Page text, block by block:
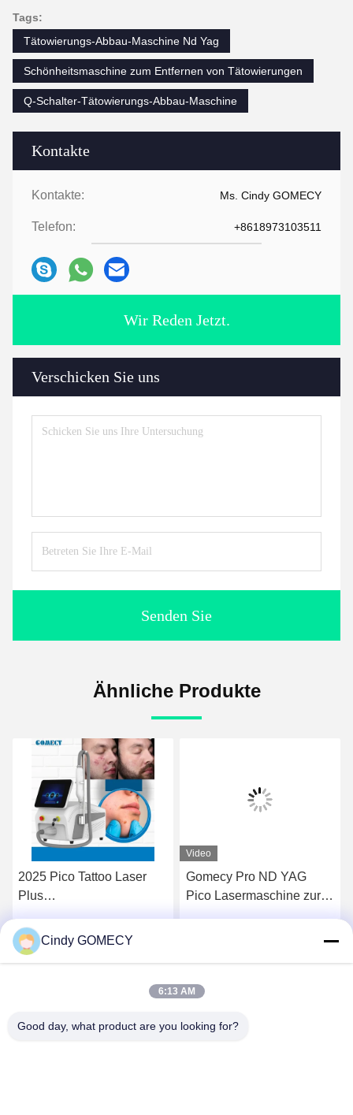
Kontakte
Kontakte: Ms. Cindy GOMECY
Telefon: +8618973103511
Wir Reden Jetzt.
Verschicken Sie uns
Senden Sie
Tags:
Tätowierungs-Abbau-Maschine Nd Yag
Schönheitsmaschine zum Entfernen von Tätowierungen
Q-Schalter-Tätowierungs-Abbau-Maschine
Ähnliche Produkte
2025 Pico Tattoo Laser
Plus
Nd Yag Laser 755nm Pico-
Sekunden-Laser-
Wir Reden Jetzt.
Video
Gomecy Pro ND YAG
Pico Lasermaschine zur
Tätowierungen
Cindy GOMECY
6:13 AM
Good day, what product are you looking for?